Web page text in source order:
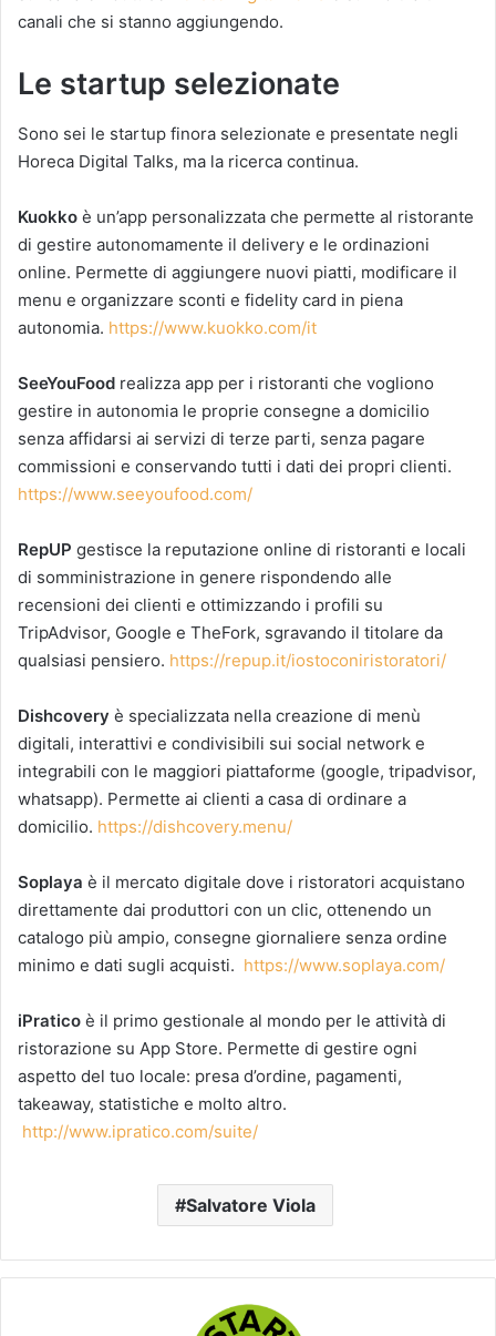
canali che si stanno aggiungendo.
Le startup selezionate
Sono sei le startup finora selezionate e presentate negli
Horeca Digital Talks, ma la ricerca continua.
Kuokko è un’app personalizzata che permette al ristorante
di gestire autonomamente il delivery e le ordinazioni
online. Permette di aggiungere nuovi piatti, modificare il
menu e organizzare sconti e fidelity card in piena
autonomia. https://www.kuokko.com/it
SeeYouFood realizza app per i ristoranti che vogliono
gestire in autonomia le proprie consegne a domicilio
senza affidarsi ai servizi di terze parti, senza pagare
commissioni e conservando tutti i dati dei propri clienti.
https://www.seeyoufood.com/
RepUP gestisce la reputazione online di ristoranti e locali
di somministrazione in genere rispondendo alle
recensioni dei clienti e ottimizzando i profili su
TripAdvisor, Google e TheFork, sgravando il titolare da
qualsiasi pensiero. https://repup.it/iostoconiristoratori/
Dishcovery è specializzata nella creazione di menù
digitali, interattivi e condivisibili sui social network e
integrabili con le maggiori piattaforme (google, tripadvisor,
whatsapp). Permette ai clienti a casa di ordinare a
domicilio. https://dishcovery.menu/
Soplaya è il mercato digitale dove i ristoratori acquistano
direttamente dai produttori con un clic, ottenendo un
catalogo più ampio, consegne giornaliere senza ordine
minimo e dati sugli acquisti. https://www.soplaya.com/
iPratico è il primo gestionale al mondo per le attività di
ristorazione su App Store. Permette di gestire ogni
aspetto del tuo locale: presa d’ordine, pagamenti,
takeaway, statistiche e molto altro.
http://www.ipratico.com/suite/
Salvatore Viola